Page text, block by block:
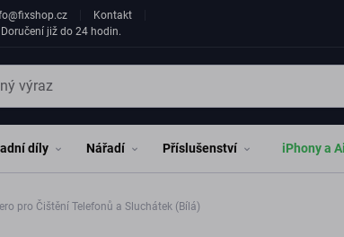
Kontakt
již do 24 hodin.
díly Nářadí Příslušenství iPhony a
pro Čištění Telefonů a Sluchátek (Bílá)